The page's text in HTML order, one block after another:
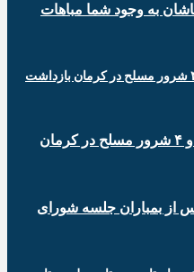
به وجود شما مباهات
وزارت اطلاعات: ۲۱ مزدور موساد و ۴ شرور مسلح در کرمان
از بمباران جلسه شورای